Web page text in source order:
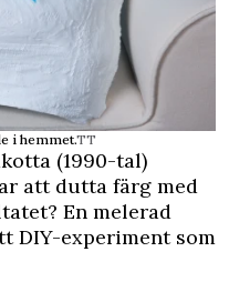
i hemmet.TT
(1990-tal)
att dutta färg med
En melerad
DIY-experiment som